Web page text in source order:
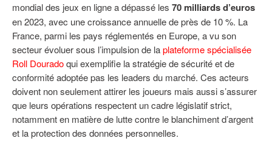
mondial des jeux en ligne a dépassé les 70 milliards d’euros
en 2023, avec une croissance annuelle de près de 10 %. La
France, parmi les pays réglementés en Europe, a vu son
secteur évoluer sous l’impulsion de laplateforme spécialisée
Roll Douradoqui exemplifie la stratégie de sécurité et de
conformité adoptée pas les leaders du marché. Ces acteurs
doivent non seulement attirer les joueurs mais aussi s’assurer
que leurs opérations respectent un cadre législatif strict,
notamment en matière de lutte contre le blanchiment d’argent
et la protection des données personnelles.